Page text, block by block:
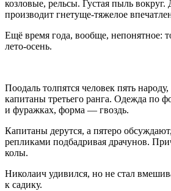
козловые, рельсы. Густая пыль вокруг.
производит гнетуще-тяжелое
Ещё время года, вообще, непонятное:
лето-осень.
Поодаль толпятся человек пять
капитаны третьего ранга. Одежда по
и фуражках, форма — гвоздь.
Капитаны дерутся, а пятеро
репликами подбадривая драчунов.
колы.
Николаич удивился, но не стал
к садику.